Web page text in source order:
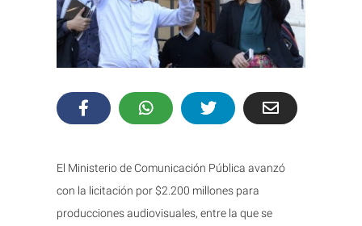
El Ministerio de Comunicación Pública avanzó
con la licitación por $2.200 millones para
producciones audiovisuales, entre la que se